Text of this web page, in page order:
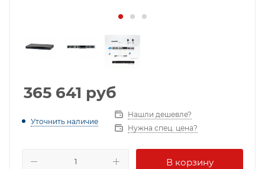
365 641 руб
Уточнить наличие
Нашли дешевле?
Нужна спец. цена?
В корзину